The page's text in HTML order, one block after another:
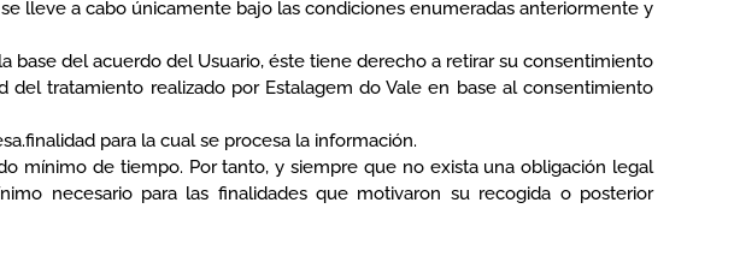
lleve a cabo únicamente bajo las condiciones enumeradas anteriormente y
base del acuerdo del Usuario, éste tiene derecho a retirar su consentimiento
tratamiento realizado por Estalagem do Vale en base al consentimiento
para la cual se procesa la información.
mínimo de tiempo. Por tanto, y siempre que no exista una obligación legal
necesario para las finalidades que motivaron su recogida o posterior